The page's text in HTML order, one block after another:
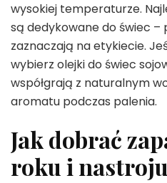
wysokiej temperaturze.
są dedykowane do świec
zaznaczają na etykiecie.
wybierz olejki do świec
współgrają z naturalnym
aromatu podczas palenia.
Jak dobrać
roku i